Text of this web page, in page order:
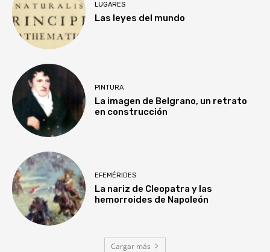
LUGARES
Las leyes del mundo
PINTURA
La imagen de Belgrano, un retrato
en construcción
EFEMÉRIDES
La nariz de Cleopatra y las
hemorroides de Napoleón
Cargar más